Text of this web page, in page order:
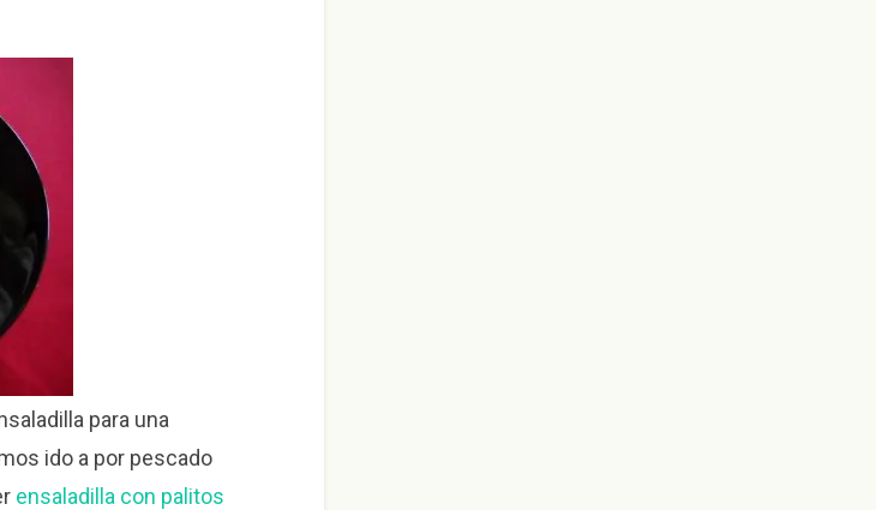
para una
ido a por pescado
ensaladilla con palitos